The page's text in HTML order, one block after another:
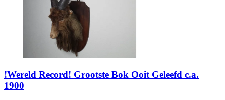
!Wereld Record! Grootste Bok Ooit Geleefd c.a.
1900